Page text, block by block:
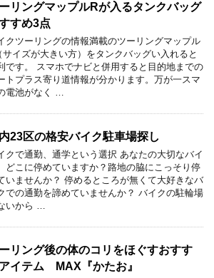
リングマップルRが入るタンクバッグ
すめ3点
クツーリングの情報満載のツーリングマップル
サイズが大きい方）をタンクバッグい入れると
です。 スマホでナビと併用すると目的地までの
トプラス寄り道情報が分かります。万が一スマ
電池がなく …
23区の格安バイク駐車場探し
クで通勤、通学という選択 あなたの大切なバイ
どこに停めていますか？路地の脇にこっそり停
いませんか？ 停めるところが無くて大好きなバ
での通勤を諦めていませんか？ バイクの駐輪場
いから …
リング後の体のコリをほぐすおすす
イテム MAX『かたお』